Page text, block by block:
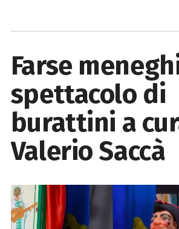
Farse
spettacolo di
burattini a
Valerio Saccà